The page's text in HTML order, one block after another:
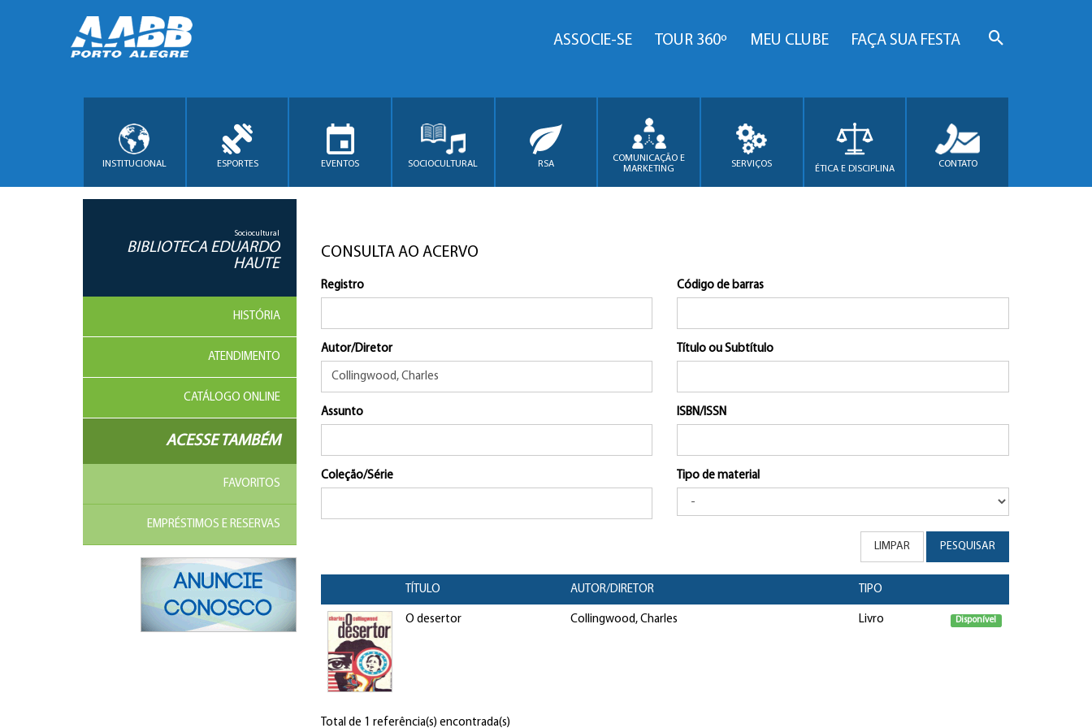
ASSOCIE-SE TOUR 360º MEU CLUBE FAÇA SUA FESTA
INSTITUCIONAL ESPORTES EVENTOS SOCIOCULTURAL RSA
COMUNICAÇÃO E
MARKETING
SERVIÇOS ÉTICA E DISCIPLINA CONTATO
Sociocultural
BIBLIOTECA EDUARDO
HAUTE
HISTÓRIA
ATENDIMENTO
CATÁLOGO ONLINE
ACESSE TAMBÉM
FAVORITOS
EMPRÉSTIMOS E RESERVAS
CONSULTA AO ACERVO
Registro Código de barras
Autor/Diretor Título ou Subtítulo
Assunto ISBN/ISSN
Coleção/Série Tipo de material
LIMPAR PESQUISAR
TÍTULO AUTOR/DIRETOR TIPO
O desertor Collingwood, Charles Livro Disponível
Total de 1 referência(s) encontrada(s)